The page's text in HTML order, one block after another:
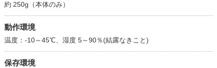
約 250g（本体のみ）
動作環境
温度：-10～45℃、湿度 5～90％(結露なきこと)
保存環境